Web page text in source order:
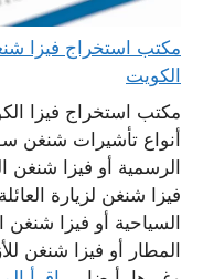
الكويت
مكتب استخراج فيزا
أنواع تأشيرات شنغن
الرسمية أو فيزا شنغن
فيزا شنغن لزيارة
السياحية أو فيزا شنغن
المطار أو فيزا شنغن